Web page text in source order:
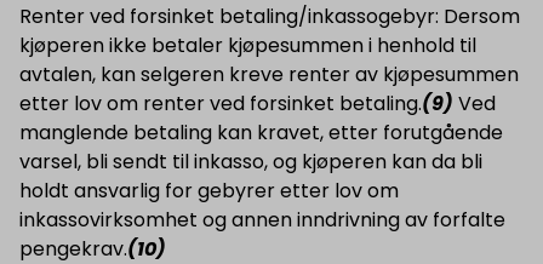
Renter ved forsinket betaling/inkassogebyr: Dersom
kjøperen ikke betaler kjøpesummen i henhold til
avtalen, kan selgeren kreve renter av kjøpesummen
etter lov om renter ved forsinket betaling.(9) Ved
manglende betaling kan kravet, etter forutgående
varsel, bli sendt til inkasso, og kjøperen kan da bli
holdt ansvarlig for gebyrer etter lov om
inkassovirksomhet og annen inndrivning av forfalte
pengekrav.(10)